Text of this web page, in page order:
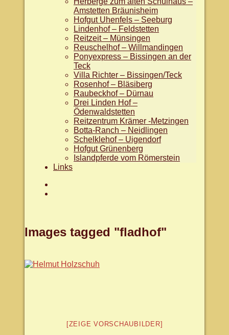
Amstetten Bräunisheim
Hofgut Uhenfels – Seeburg
Lindenhof – Feldstetten
Reitzeit – Münsingen
Reuschelhof – Willmandingen
Ponyexpress – Bissingen an der
Teck
Villa Richter – Bissingen/Teck
Rosenhof – Bläsiberg
Raubeckhof – Dürnau
Drei Linden Hof –
Ödenwaldstetten
Reitzentrum Krämer -Metzingen
Botta-Ranch – Neidlingen
Schelklehof – Uigendorf
Hofgut Grünenberg
Islandpferde vom Römerstein
Links
Images tagged "fladhof"
[ZEIGE VORSCHAUBILDER]